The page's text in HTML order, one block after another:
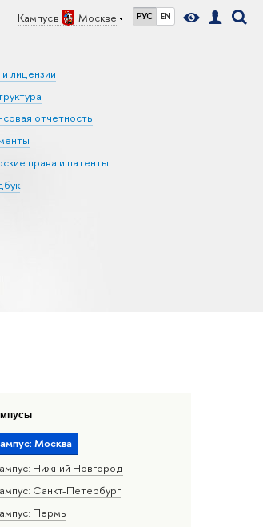
Кампус в Москве РУС EN
лицензии
отчетность
права и патенты
Москва
Нижний Новгород
Санкт-Петербург
Пермь